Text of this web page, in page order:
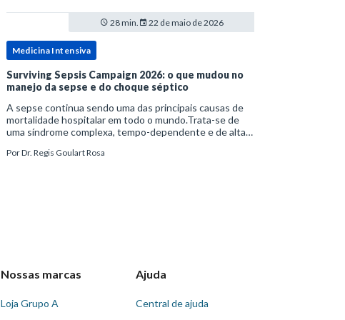
28 min. 22 de maio de 2026
Medicina Intensiva
Surviving Sepsis Campaign 2026: o que mudou no
manejo da sepse e do choque séptico
A sepse continua sendo uma das principais causas de
mortalidade hospitalar em todo o mundo.Trata-se de
uma síndrome complexa, tempo-dependente e de alta
manejo estruturado são determinantes para o desfe
PorDr. Regis Goulart Rosa
Nossas marcas
Loja Grupo A
Ajuda
Central de ajuda